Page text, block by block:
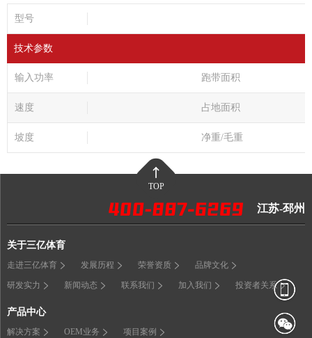
型号
技术参数
输入功率 跑带面积
速度 占地面积
坡度 净重/毛重
TOP
江苏-邳州
关于三亿体育
走进三亿体育 发展历程 荣誉资质 品牌文化
研发实力 新闻动态 联系我们 加入我们 投资者关系
产品中心
解决方案 OEM业务 项目案例